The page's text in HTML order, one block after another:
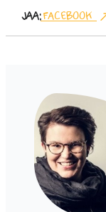
Jaa:Facebook